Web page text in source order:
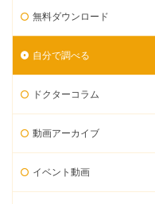
無料ダウンロード
自分で調べる
ドクターコラム
動画アーカイブ
イベント動画